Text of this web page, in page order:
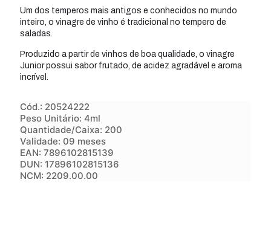
Um dos temperos mais antigos e conhecidos no mundo
inteiro, o vinagre de vinho é tradicional no tempero de
saladas.
Produzido a partir de vinhos de boa qualidade, o vinagre
Junior possui sabor frutado, de acidez agradável e aroma
incrível.
Cód.: 20524222
Peso Unitário: 4ml
Quantidade/Caixa: 200
Validade: 09 meses
EAN: 7896102815139
DUN: 17896102815136
NCM: 2209.00.00